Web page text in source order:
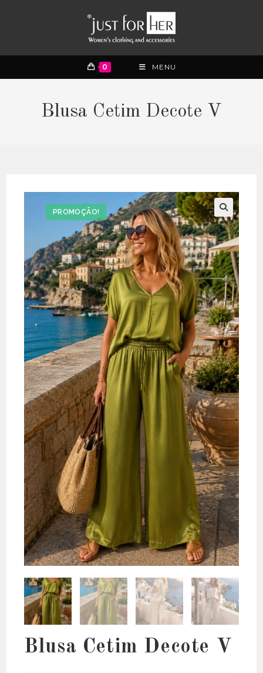
0 MENU
Blusa Cetim Decote V
PROMOÇÃO!
🔍
Blusa Cetim Decote V